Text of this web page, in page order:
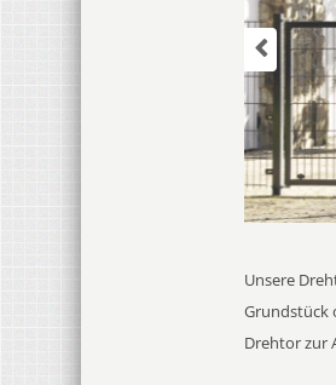
Unsere
Grundstück
Drehtor zur